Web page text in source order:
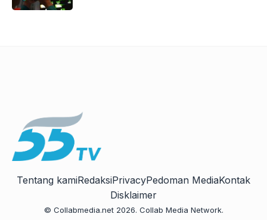
Tentang kamiRedaksiPrivacyPedoman MediaKontak
Disklaimer
© Collabmedia.net 2026. Collab Media Network.